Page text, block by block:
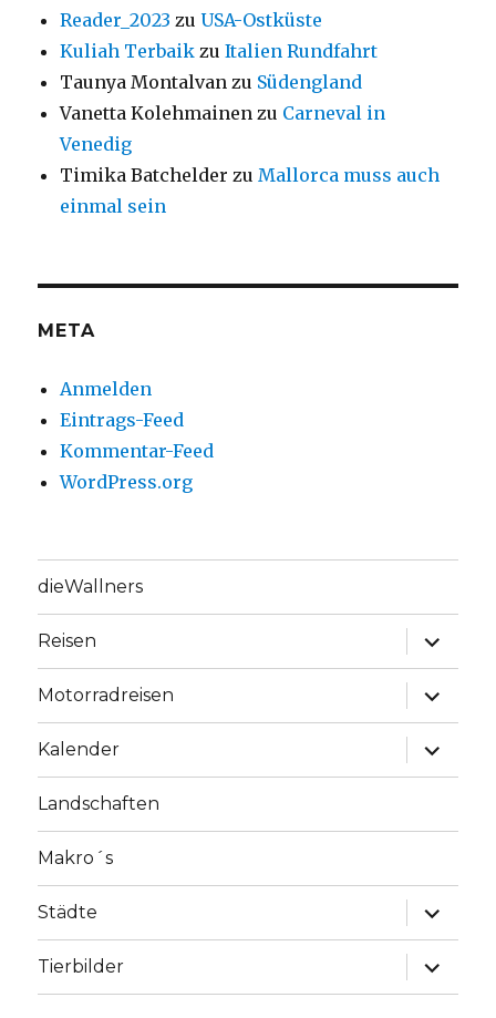
Reader_2023 zuUSA-Ostküste
Kuliah Terbaik zuItalien Rundfahrt
Taunya Montalvan zu Südengland
Vanetta Kolehmainen zu Carneval in
Venedig
Timika Batchelder zu Mallorca muss auch
einmal sein
META
Anmelden
Eintrags-Feed
Kommentar-Feed
WordPress.org
dieWallners
Reisen
Motorradreisen
Kalender
Landschaften
Makro´s
Städte
Tierbilder